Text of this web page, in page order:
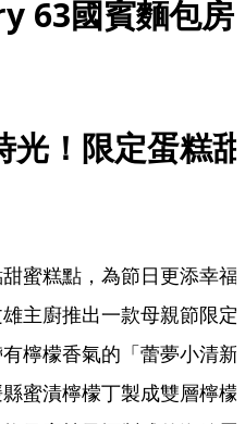
63國賓麵包房
！限定蛋糕甜
蜜糕點，為節日更添幸福
主廚推出一款母親節限定
檸檬香氣的「蕾夢小清新
蜜漬檸檬丁製成雙層檸檬